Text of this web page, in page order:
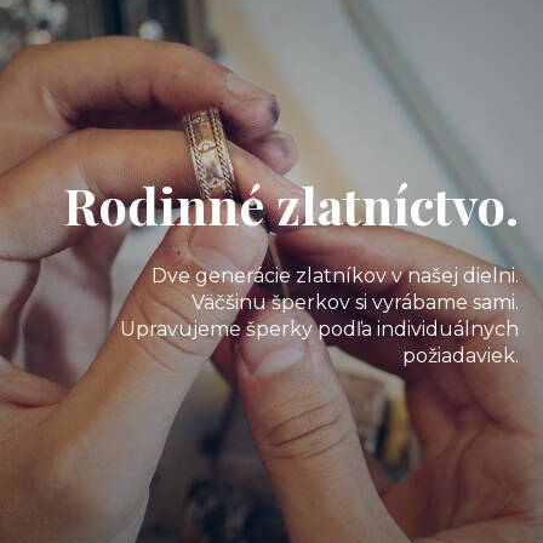
Rodinné zlatníctvo.
Dve generácie zlatníkov v našej dielni.
Väčšinu šperkov si vyrábame sami.
Upravujeme šperky podľa individuálnych
požiadaviek.